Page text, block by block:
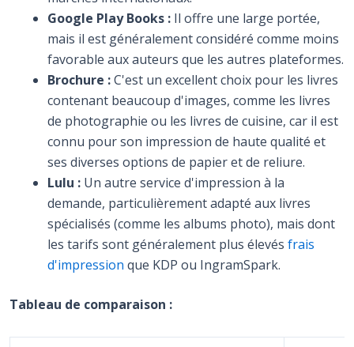
Google Play Books : Il offre une large portée,
mais il est généralement considéré comme moins
favorable aux auteurs que les autres plateformes.
Brochure :C'est un excellent choix pour les livres
contenant beaucoup d'images, comme les livres
de photographie ou les livres de cuisine, car il est
connu pour son impression de haute qualité et
ses diverses options de papier et de reliure.
Lulu : Un autre service d'impression à la
demande, particulièrement adapté aux livres
spécialisés (comme les albums photo), mais dont
les tarifs sont généralement plus élevés frais
d'impression que KDP ou IngramSpark.
Tableau de comparaison :